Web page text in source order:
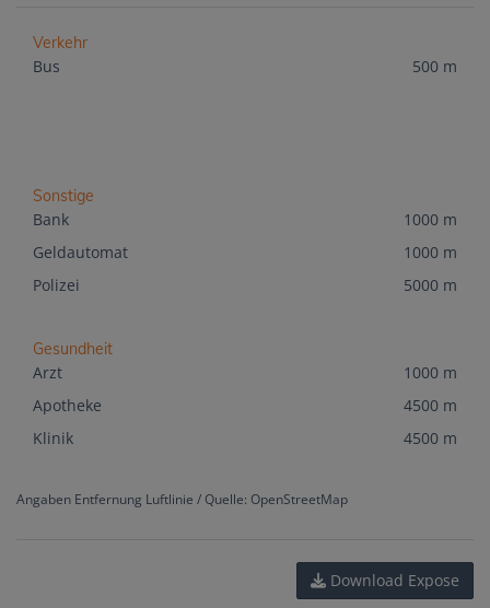
Verkehr
Bus 500 m
Sonstige
Bank
1000 m
Geldautomat
1000 m
Polizei
5000 m
Gesundheit
Arzt
1000 m
Apotheke
4500 m
Klinik
4500 m
Angaben Entfernung Luftlinie / Quelle: OpenStreetMap
Download Expose